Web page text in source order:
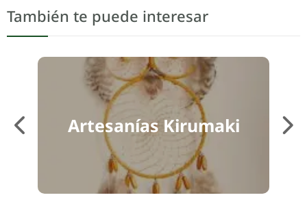
También te puede interesar
Artesanías Kirumaki